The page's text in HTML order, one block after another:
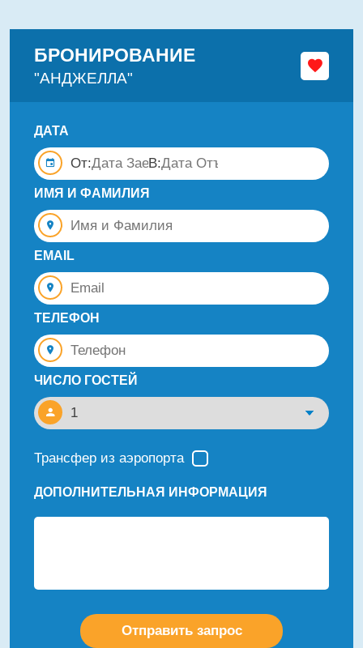
БРОНИРОВАНИЕ
"АНДЖЕЛЛA"
ДАТА
От: В:
ИМЯ И ФАМИЛИЯ
EMAIL
ТЕЛЕФОН
ЧИСЛО ГОСТЕЙ
Трансфер из аэропорта
ДОПОЛНИТЕЛЬНАЯ ИНФОРМАЦИЯ